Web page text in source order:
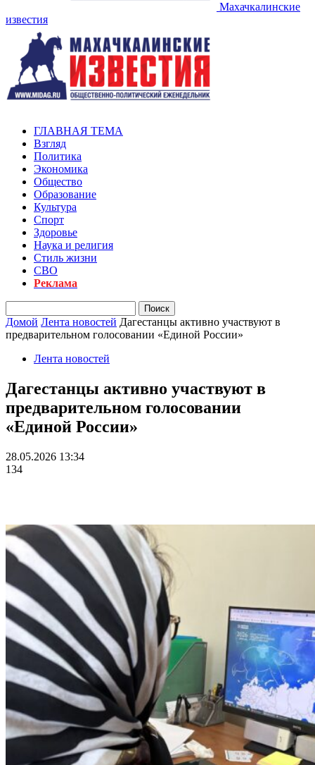
Махачкалинские
известия
ГЛАВНАЯ ТЕМА
Взгляд
Политика
Экономика
Общество
Образование
Культура
Спорт
Здоровье
Наука и религия
Стиль жизни
СВО
Реклама
Домой Лента новостей Дагестанцы активно участвуют в
предварительном голосовании «Единой России»
Лента новостей
Дагестанцы активно участвуют в
предварительном голосовании
«Единой России»
28.05.2026 13:34
134